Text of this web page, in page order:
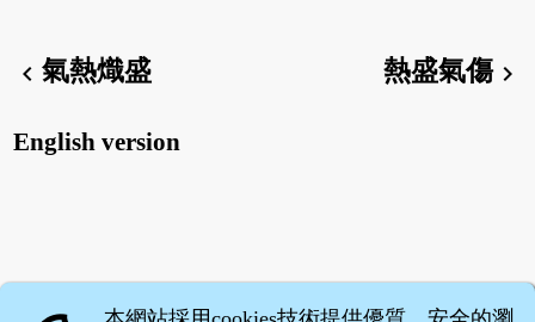
chevron_left氣熱熾盛 熱盛氣傷chevron_right
English version